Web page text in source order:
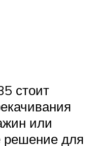
стоит
или
решение для